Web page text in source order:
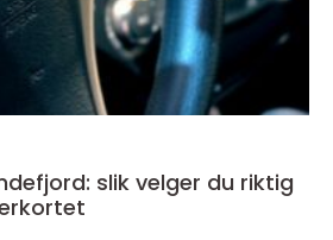
slik velger du riktig